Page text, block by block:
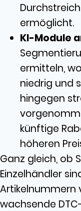
ermöglicht.
KI-Module
ermitteln,
niedrig und
hingegen
künftige
höheren
Ganz gleich, ob
Einzelhändler
Artikelnummern
wachsende